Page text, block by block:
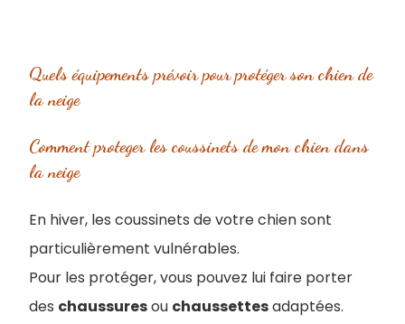
Quels équipements prévoir pour protéger son chien de
la neige
Comment proteger les coussinets de mon chien dans
la neige
En hiver, les coussinets de votre chien sont
particulièrement vulnérables.
Pour les protéger, vous pouvez lui faire porter
des chaussuresou chaussettesadaptées.